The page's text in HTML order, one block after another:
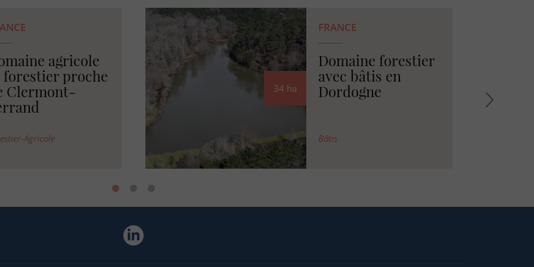
rurale
bâtis et étang
Charente
8 ha
FRANCE
Propriété bâtie en
bordure d'océan et
au cœur des pins
BATI